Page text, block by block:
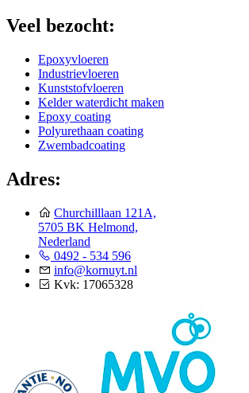
Veel bezocht:
Epoxyvloeren
Industrievloeren
Kunststofvloeren
Kelder waterdicht maken
Epoxy coating
Polyurethaan coating
Zwembadcoating
Adres:
Churchilllaan 121A,
5705 BK Helmond,
Nederland
0492 - 534 596
info@kornuyt.nl
Kvk: 17065328